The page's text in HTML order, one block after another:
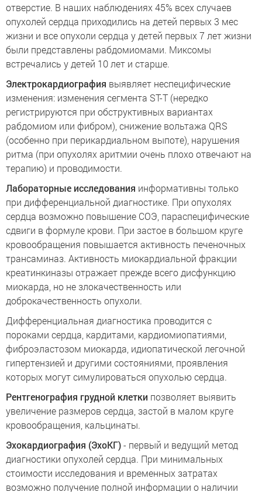
отверстие. В наших наблюдениях 45% всех случаев
опухолей сердца приходились на детей первых 3 мес
жизни и все опухоли сердца у детей первых 7 лет жизни
были представлены рабдомиомами. Миксомы
встречались у детей 10 лет и старше.
Электрокардиография выявляет неспецифические
изменения: изменения сегмента ST-T (нередко
регистрируются при обструктивных вариантах
рабдомиом или фибром), снижение вольтажа QRS
(особенно при перикардиальном выпоте), нарушения
ритма (при опухолях аритмии очень плохо отвечают на
терапию) и проводимости.
Лабораторные исследования информативны только
при дифференциальной диагностике. При опухолях
сердца возможно повышение СОЭ, параспецифические
сдвиги в формуле крови. При застое в большом круге
кровообращения повышается активность печеночных
трансаминаз. Активность миокардиальной фракции
креатинкиназы отражает прежде всего дисфункцию
миокарда, но не злокачественность или
доброкачественность опухоли.
Дифференциальная диагностика проводится с
пороками сердца, кардитами, кардиомиопатиями,
фиброэластозом миокарда, идиопатической легочной
гипертензией и другими состояниями, проявления
которых могут симулироваться опухолью сердца.
Рентгенография грудной клетки позволяет выявить
увеличение размеров сердца, застой в малом круге
кровообращения, кальцинаты.
Эхокардиография (ЭхоКГ)- первый и ведущий метод
диагностики опухолей сердца. При минимальных
стоимости исследования и временных затратах
возможно получение полной информации о наличии